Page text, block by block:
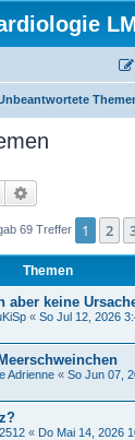
Suche
69 Treffer 1 2
Themen
aber keine
« So Jul 12, 2026
Adrienne « So Jun 07,
« Do Mai 14, 2026